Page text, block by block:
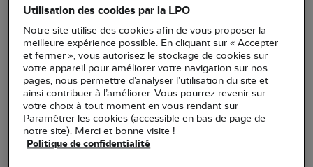
fleuve de l'Orb en compagnie des membres
du groupe local Haute Vallée de l'Orb de la LPO
Occitanie. Nous espérons quelques belles
observations de Cincles plongeurs, une
espèce remarquable, véritable "apnéiste" des cours
d'eau. Cette sortie vous est proposée par le groupe
local LPO Haute vallée de l'Orb de la LPO
Occitanie délégation territoriale de l'Hérault.
Utilisation des cookies par la LPO
Notre site utilise des cookies afin de vous proposer la
meilleure expérience possible. En cliquant sur « Accepter
et fermer », vous autorisez le stockage de cookies sur
votre appareil pour améliorer votre navigation sur nos
pages, nous permettre d’analyser l’utilisation du site et
ainsi contribuer à l’améliorer. Vous pourrez revenir sur
votre choix à tout moment en vous rendant sur
Paramétrer les cookies (accessible en bas de page de
notre site). Merci et bonne visite !
Politique de confidentialité